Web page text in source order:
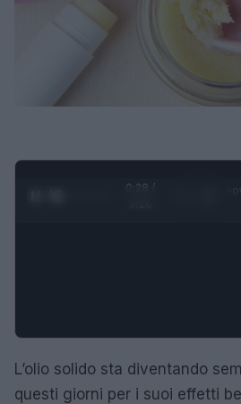
0:29 /
L’olio solido sta diventando
questi giorni per i suoi effetti